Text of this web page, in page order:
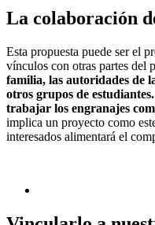
La colaboración
Esta propuesta puede ser el
vínculos con otras partes del
familia, las autoridades de
otros grupos de
trabajar los engranajes
implica un proyecto como
interesados alimentará el